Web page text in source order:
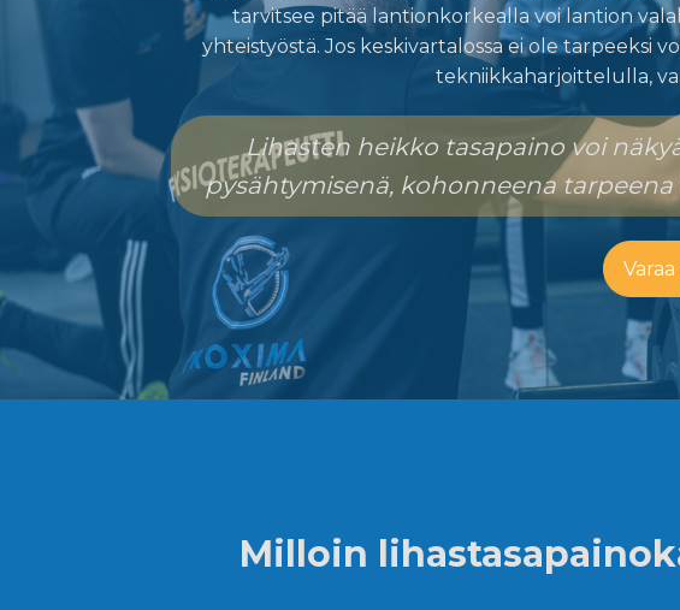
tarvitsee pitää lantionkorkealla voi lantion
yhteistyöstä. Jos keskivartalossa ei ole tarpeeksi
tekniikkaharjoittelulla,
Lihasten heikko tasapaino voi
pysähtymisenä, kohonneena
Milloin